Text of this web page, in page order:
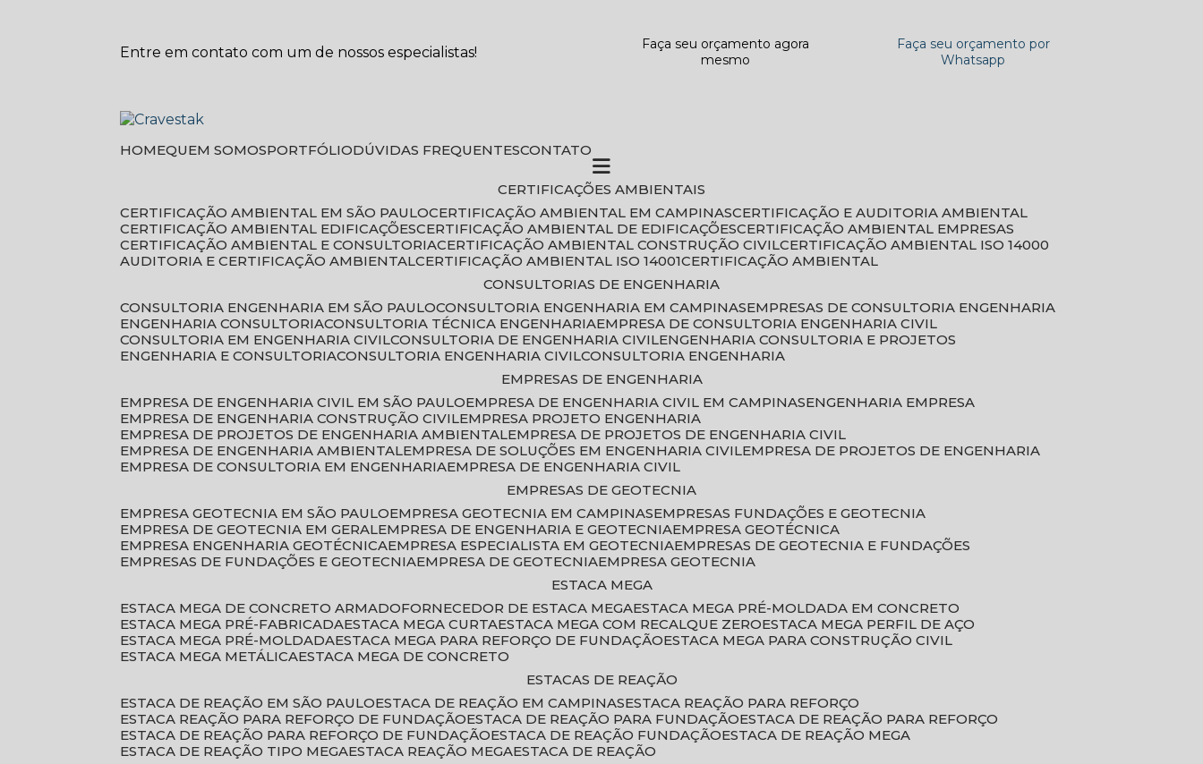
Entre em contato com um de nossos especialistas!
Faça seu orçamento agora
mesmo
Faça seu orçamento por
Whatsapp
HOME QUEM SOMOS PORTFÓLIO DÚVIDAS FREQUENTES CONTATO
CERTIFICAÇÕES AMBIENTAIS
CERTIFICAÇÃO AMBIENTAL EM SÃO PAULO
CERTIFICAÇÃO AMBIENTAL EM CAMPINAS
CERTIFICAÇÃO E AUDITORIA AMBIENTAL
CERTIFICAÇÃO AMBIENTAL EDIFICAÇÕES
CERTIFICAÇÃO AMBIENTAL DE EDIFICAÇÕES
CERTIFICAÇÃO AMBIENTAL EMPRESAS
CERTIFICAÇÃO AMBIENTAL E CONSULTORIA
CERTIFICAÇÃO AMBIENTAL CONSTRUÇÃO CIVIL
CERTIFICAÇÃO AMBIENTAL ISO 14000
AUDITORIA E CERTIFICAÇÃO AMBIENTAL
CERTIFICAÇÃO AMBIENTAL ISO 14001
CERTIFICAÇÃO AMBIENTAL
CONSULTORIAS DE ENGENHARIA
CONSULTORIA ENGENHARIA EM SÃO PAULO CONSULTORIA ENGENHARIA EM CAMPINAS
EMPRESAS DE CONSULTORIA ENGENHARIA
ENGENHARIA CONSULTORIA CONSULTORIA TÉCNICA ENGENHARIA EMPRESA DE CONSULTORIA ENGENHARIA CIVIL
CONSULTORIA EM ENGENHARIA CIVIL CONSULTORIA DE ENGENHARIA CIVIL ENGENHARIA CONSULTORIA E PROJETOS
ENGENHARIA E CONSULTORIA CONSULTORIA ENGENHARIA CIVIL CONSULTORIA ENGENHARIA
EMPRESAS DE ENGENHARIA
EMPRESA DE ENGENHARIA CIVIL EM SÃO PAULO
EMPRESA DE ENGENHARIA CIVIL EM CAMPINAS
ENGENHARIA EMPRESA
EMPRESA DE ENGENHARIA CONSTRUÇÃO CIVIL EMPRESA PROJETO ENGENHARIA
EMPRESA DE PROJETOS DE ENGENHARIA AMBIENTAL EMPRESA DE PROJETOS DE ENGENHARIA CIVIL
EMPRESA DE ENGENHARIA AMBIENTAL EMPRESA DE SOLUÇÕES EM ENGENHARIA CIVIL EMPRESA DE PROJETOS DE ENGENHARIA
EMPRESA DE CONSULTORIA EM ENGENHARIA EMPRESA DE ENGENHARIA CIVIL
EMPRESAS DE GEOTECNIA
EMPRESA GEOTECNIA EM SÃO PAULO
EMPRESA GEOTECNIA EM CAMPINAS
EMPRESAS FUNDAÇÕES E GEOTECNIA
EMPRESA DE GEOTECNIA EM GERAL EMPRESA DE ENGENHARIA E GEOTECNIA EMPRESA GEOTÉCNICA
EMPRESA ENGENHARIA GEOTÉCNICA EMPRESA ESPECIALISTA EM GEOTECNIA EMPRESAS DE GEOTECNIA E FUNDAÇÕES
EMPRESAS DE FUNDAÇÕES E GEOTECNIA EMPRESA DE GEOTECNIA EMPRESA GEOTECNIA
ESTACA MEGA
ESTACA MEGA DE CONCRETO ARMADO
FORNECEDOR DE ESTACA MEGA ESTACA MEGA PRÉ-MOLDADA EM CONCRETO
ESTACA MEGA PRÉ-FABRICADA ESTACA MEGA CURTA ESTACA MEGA COM RECALQUE ZERO
ESTACA MEGA PERFIL DE AÇO
ESTACA MEGA PRÉ-MOLDADA ESTACA MEGA PARA REFORÇO DE FUNDAÇÃO
ESTACA MEGA PARA CONSTRUÇÃO CIVIL
ESTACA MEGA METÁLICA ESTACA MEGA DE CONCRETO
ESTACAS DE REAÇÃO
ESTACA DE REAÇÃO EM SÃO PAULO
ESTACA DE REAÇÃO EM CAMPINAS
ESTACA REAÇÃO PARA REFORÇO
ESTACA REAÇÃO PARA REFORÇO DE FUNDAÇÃO
ESTACA DE REAÇÃO PARA FUNDAÇÃO
ESTACA DE REAÇÃO PARA REFORÇO
ESTACA DE REAÇÃO PARA REFORÇO DE FUNDAÇÃO
ESTACA DE REAÇÃO FUNDAÇÃO
ESTACA DE REAÇÃO MEGA
ESTACA DE REAÇÃO TIPO MEGA ESTACA REAÇÃO MEGA ESTACA DE REAÇÃO